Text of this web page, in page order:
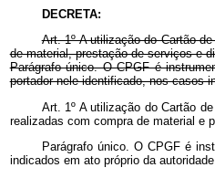
DECRETA:
Art. 1º A utilização do Cartão
de material, prestação de serviços e
Parágrafo único. O CPGF é
portador nele identificado, nos casos
Art. 1º A utilização do Cartão
realizadas com compra de material e
Parágrafo único. O CPGF é
indicados em ato próprio da